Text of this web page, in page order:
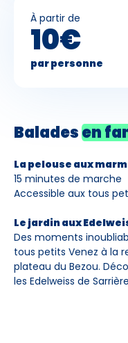
À partir de
10€
par personne
Baladesen
La pelouse aux
15 minutes de marche
Accessible aux tous
Le jardin aux
Des moments
tous petits Venez à la
plateau du Bezou.
les Edelweiss de